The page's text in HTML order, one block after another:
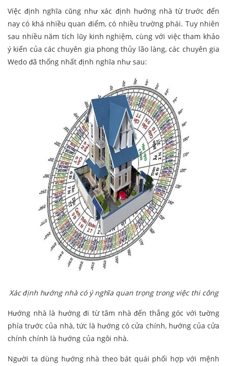
Việc định nghĩa cũng như xác định hướng nhà từ trước đến
nay có khá nhiều quan điểm, có nhiều trường phái. Tuy nhiên
sau nhiều năm tích lũy kinh nghiệm, cùng với việc tham khảo
ý kiến của các chuyên gia phong thủy lão làng, các chuyên gia
Wedo đã thống nhất định nghĩa như sau:
Xác định hướng nhà có ý nghĩa quan trọng trong việc thi công
Hướng nhà là hướng đi từ tâm nhà đến thẳng góc với tường
phía trước của nhà, tức là hướng có cửa chính, hướng của cửa
chính chính là hướng của ngôi nhà.
Người ta dùng hướng nhà theo bát quái phối hợp với mệnh